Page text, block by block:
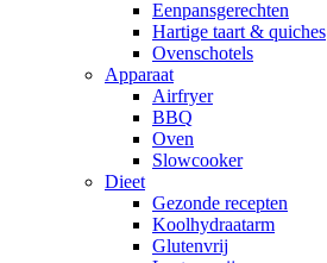
Eenpansgerechten
Hartige taart & quiches
Ovenschotels
Apparaat
Airfryer
BBQ
Oven
Slowcooker
Dieet
Gezonde recepten
Koolhydraatarm
Glutenvrij